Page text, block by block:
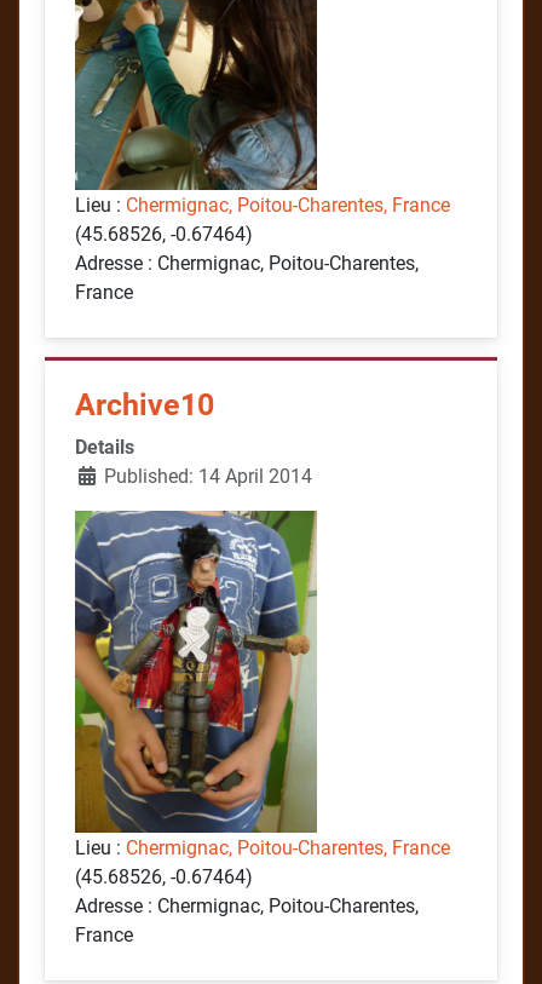
Lieu : Chermignac, Poitou-Charentes, France
(45.68526, -0.67464)
Adresse : Chermignac, Poitou-Charentes,
France
Archive10
Details
Published: 14 April 2014
Lieu : Chermignac, Poitou-Charentes, France
(45.68526, -0.67464)
Adresse : Chermignac, Poitou-Charentes,
France